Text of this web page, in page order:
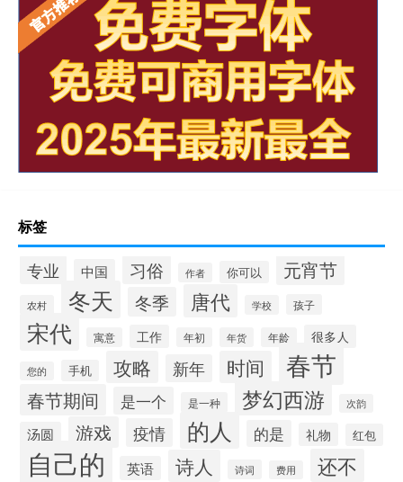
标签
专业 中国 习俗 作者 你可以 元宵节
农村 冬天 冬季 唐代 学校 孩子
宋代 寓意 工作 年初 年货 年龄 很多人
您的 手机 攻略 新年 时间 春节
春节期间 是一个 是一种 梦幻西游 次韵
汤圆 游戏 疫情 的人 的是 礼物 红包
自己的 英语 诗人 诗词 费用 还不